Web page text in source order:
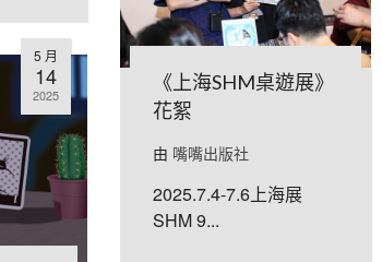
《上海SHM桌遊展》
花絮
由 嘴嘴出版社
2025.7.4-7.6上海展
SHM 9...
5 月
14
2025